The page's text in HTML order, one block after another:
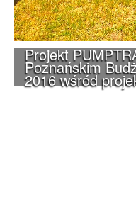
Projekt
Poznańskim
2016 wśród